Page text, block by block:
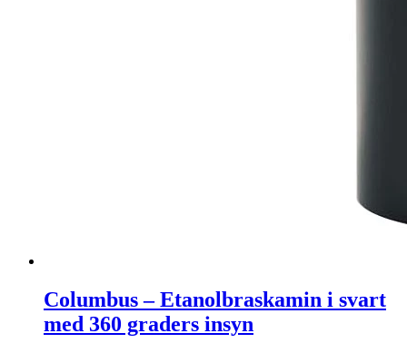
Columbus – Etanolbraskamin i svart
med 360 graders insyn